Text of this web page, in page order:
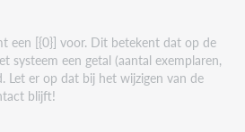
kost leenstrippen.
een [{0}] voor. Dit betekent dat op de
systeem een getal (aantal exemplaren,
Let er op dat bij het wijzigen van de
blijft!